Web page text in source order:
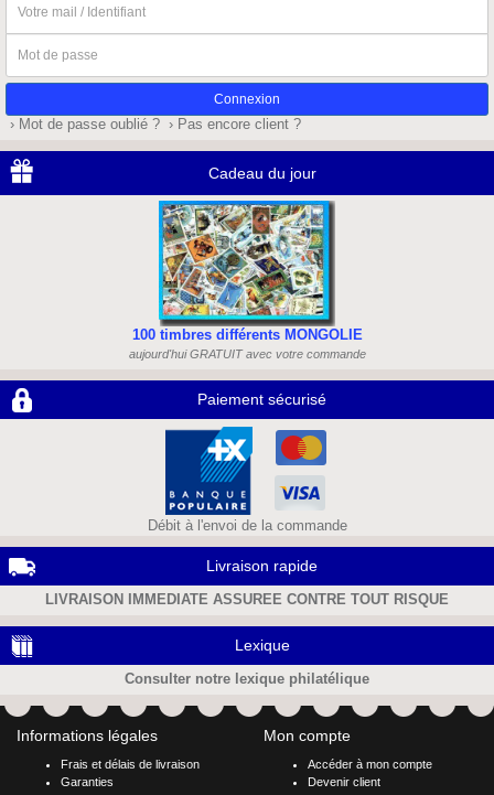
mail
/
Identifiant
de
passe
› Mot de passe oublié ? › Pas encore client ?
Cadeau du jour
100 timbres différents MONGOLIE
aujourd'hui GRATUIT avec votre commande
Paiement sécurisé
Débit à l'envoi de la commande
Livraison rapide
LIVRAISON IMMEDIATE ASSUREE CONTRE TOUT RISQUE
Lexique
Consulter notre lexique philatélique
Informations légales
Frais et délais de livraison
Garanties
Mon compte
Accéder à mon compte
Devenir client